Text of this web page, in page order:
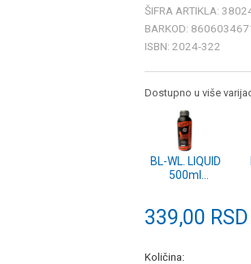
ŠIFRA ARTIKLA:
BARKOD:
ISBN: 2024-322
Dostupno u više
BL-WL. LIQUID
500ml
339,00 RSD
Količina: